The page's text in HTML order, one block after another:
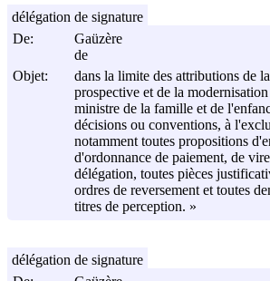
De:
Gaüzère
de
Objet:
dans la limite des attributions de
prospective et de la
ministre de la famille et de
décisions ou conventions, à
notamment toutes propositions
d'ordonnance de paiement, de
délégation, toutes pièces
ordres de reversement et toutes
titres de perception. »
délégation de signature
délégation de signature